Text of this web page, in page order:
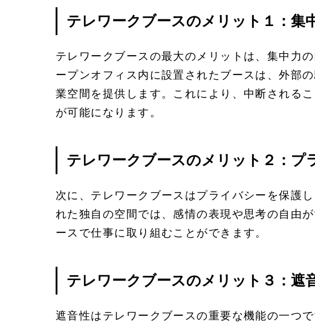
テレワークブースのメリット１：集
テレワークブースの最大のメリットは、集中力
ープンオフィス内に設置されたブースは、外部
業空間を提供します。これにより、中断される
が可能になります。
テレワークブースのメリット２：プ
次に、テレワークブースはプライバシーを保護
れた独自の空間では、感情の表現や思考の自由
ースで仕事に取り組むことができます。
テレワークブースのメリット３：遮
遮音性はテレワークブースの重要な機能の一つ